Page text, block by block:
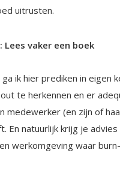
uitrusten.
Lees vaker een boek
ik hier prediken in eigen
te herkennen en er
medewerker (en zijn of
En natuurlijk krijg je
werkomgeving waar